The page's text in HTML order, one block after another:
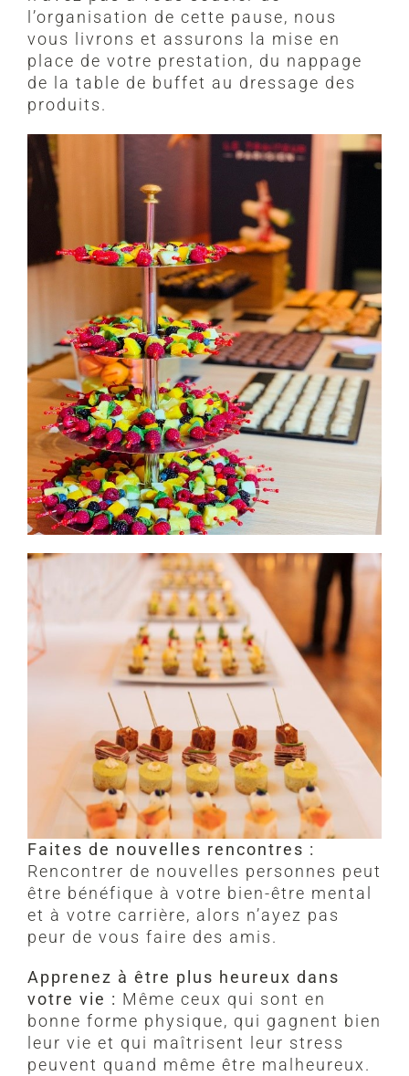
l’organisation de cette pause, nous
vous livrons et assurons la mise en
place de votre prestation, du nappage
de la table de buffet au dressage des
produits.
Faites de nouvelles rencontres :
Rencontrer de nouvelles personnes peut
être bénéfique à votre bien-être mental
et à votre carrière, alors n’ayez pas
peur de vous faire des amis.
Apprenez à être plus heureux dans
votre vie : Même ceux qui sont en
bonne forme physique, qui gagnent bien
leur vie et qui maîtrisent leur stress
peuvent quand même être malheureux.